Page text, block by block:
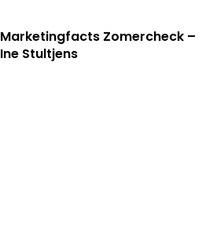
Marketingfacts Zomercheck –
Ine Stultjens